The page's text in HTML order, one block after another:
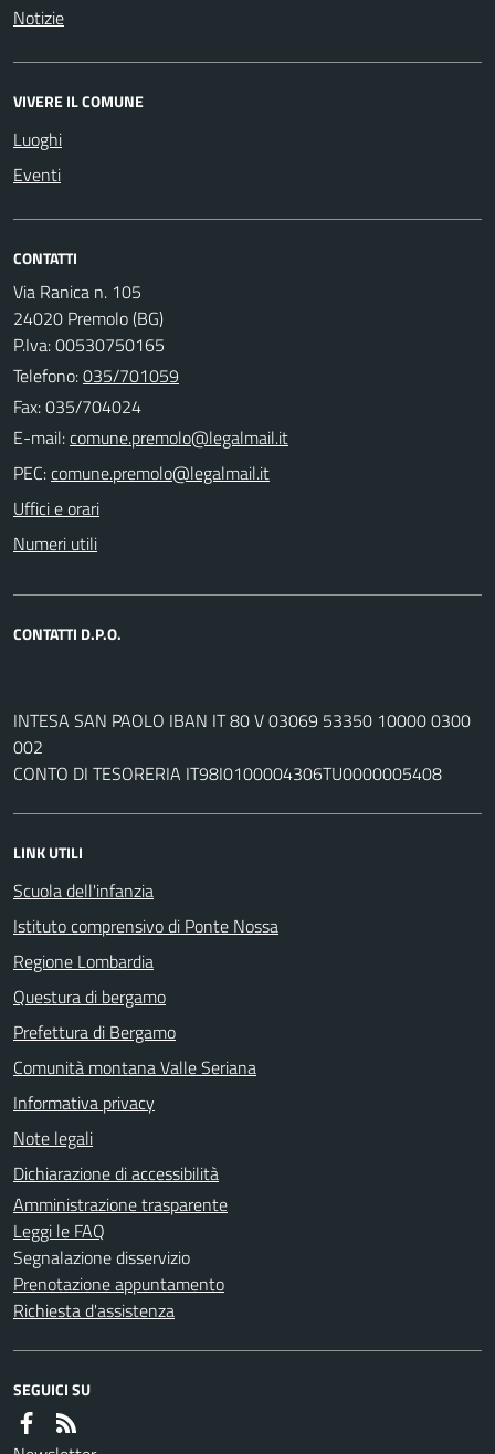
Notizie
VIVERE IL COMUNE
Luoghi
Eventi
CONTATTI
Via Ranica n. 105
24020 Premolo (BG)
P.Iva: 00530750165
Telefono:035/701059
Fax: 035/704024
E-mail:
PEC:
Uffici e orari
Numeri utili
CONTATTI D.P.O.
INTESA SAN PAOLO IBAN IT 80 V 03069 53350 10000 0300
002
CONTO DI TESORERIA IT98I0100004306TU0000005408
LINK UTILI
Scuola dell'infanzia
Istituto comprensivo di Ponte Nossa
Regione Lombardia
Questura di bergamo
Prefettura di Bergamo
Comunità montana Valle Seriana
Informativa privacy
Note legali
Dichiarazione di accessibilità
Amministrazione trasparente
Leggi le FAQ
Segnalazione disservizio
Prenotazione appuntamento
Richiesta d'assistenza
SEGUICI SU